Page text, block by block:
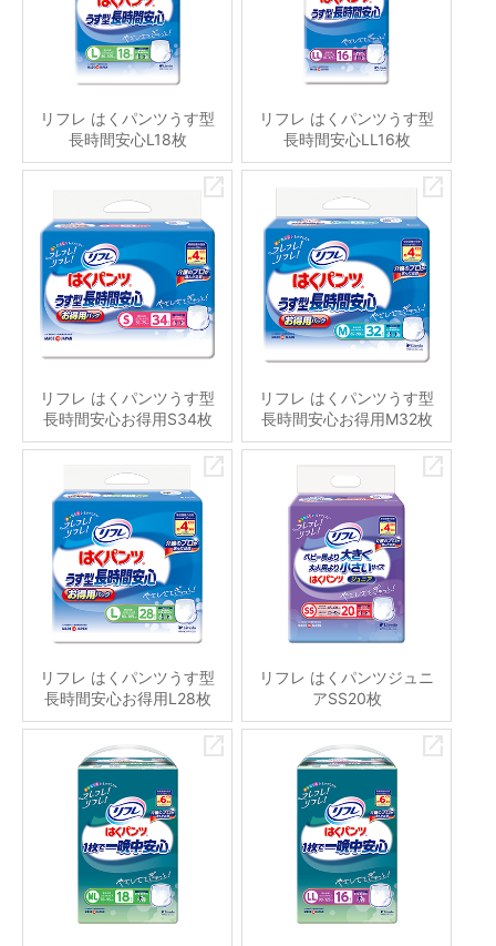
リフレ はくパンツうす型
長時間安心L18枚
リフレ はくパンツうす型
長時間安心LL16枚
リフレ はくパンツうす型
長時間安心お得用S34枚
リフレ はくパンツうす型
長時間安心お得用M32枚
リフレ はくパンツうす型
長時間安心お得用L28枚
リフレ はくパンツジュニ
アSS20枚